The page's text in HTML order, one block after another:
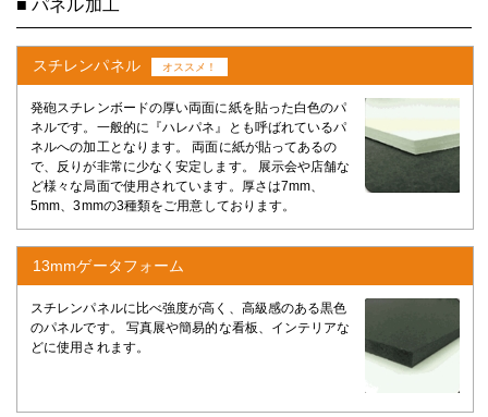
■ パネル加工
スチレンパネル オススメ！
発砲スチレンボードの厚い両面に紙を貼った白色のパ
ネルです。一般的に『ハレパネ』とも呼ばれているパ
ネルへの加工となります。 両面に紙が貼ってあるの
で、反りが非常に少なく安定します。 展示会や店舗な
ど様々な局面で使用されています。厚さは7mm、
5mm、3mmの3種類をご用意しております。
13mmゲータフォーム
スチレンパネルに比べ強度が高く、高級感のある黒色
のパネルです。 写真展や簡易的な看板、インテリアな
どに使用されます。